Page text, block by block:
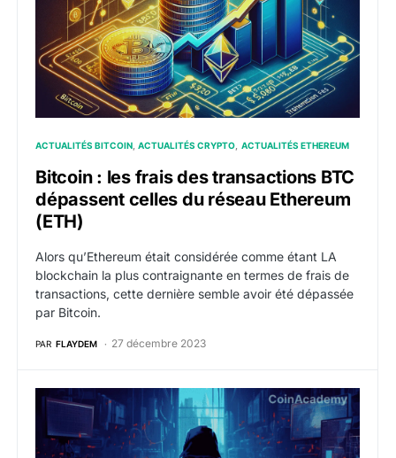
ACTUALITÉS BITCOIN ACTUALITÉS CRYPTO ACTUALITÉS ETHEREUM
Bitcoin : les frais des transactions BTC
dépassent celles du réseau Ethereum
(ETH)
Alors qu’Ethereum était considérée comme étant LA
blockchain la plus contraignante en termes de frais de
transactions, cette dernière semble avoir été dépassée
par Bitcoin.
PAR FLAYDEM 27 décembre 2023
La plateforme Thunder Terminal est victime d’un